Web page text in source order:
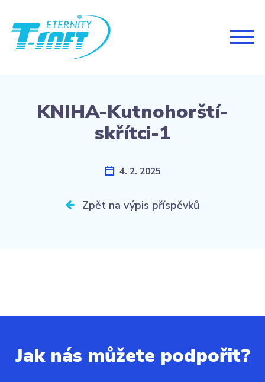
KNIHA-Kutnohorští-
skřítci-1
4. 2. 2025
Zpět na výpis příspěvků
Jak nás můžete podpořit?